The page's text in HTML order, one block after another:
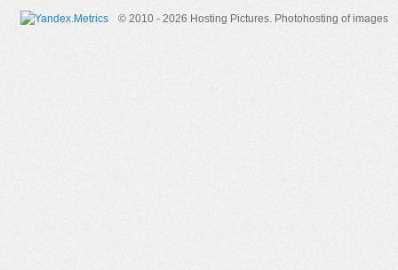
© 2010 - 2026 Hosting Pictures. Photohosting of images